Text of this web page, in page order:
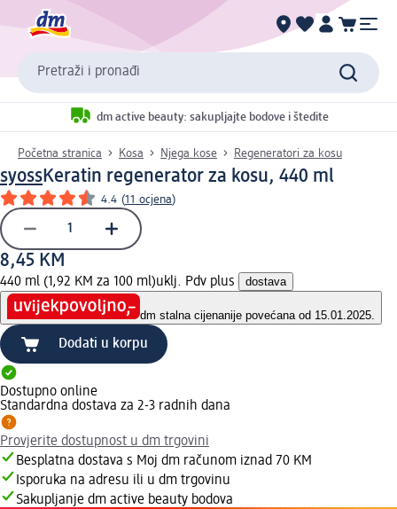
Pretraži i pronađi
dm active beauty: sakupljajte bodove i štedite
Početna stranica Kosa Njega kose Regeneratori za kosu
syossKeratin regenerator za kosu, 440 ml
4.4 (11 ocjena)
8,45 KM
440 ml (1,92 KM za 100 ml)uklj. Pdv plus dostava
dm stalna cijenanije povećana od 15.01.2025.
Dodati u korpu
Dostupno online
Standardna dostava za 2-3 radnih dana
Provjerite dostupnost u dm trgovini
Besplatna dostava s Moj dm računom iznad 70 KM
Isporuka na adresu ili u dm trgovinu
Sakupljanje dm active beauty bodova